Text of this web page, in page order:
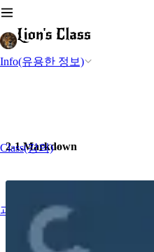
Info(유용한 정보)
Class(강의)
과제-Project
2-1.Markdown